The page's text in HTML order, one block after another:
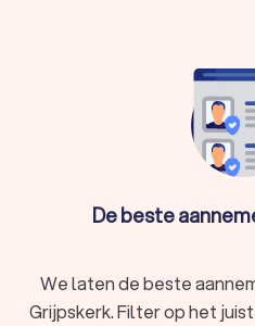
De beste
We laten de beste
Grijpskerk. Filter op het